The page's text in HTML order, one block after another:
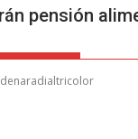
pensión